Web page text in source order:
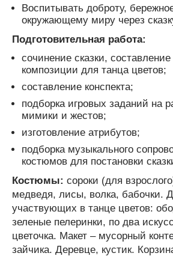
Воспитывать доброту,
окружающему миру через
Подготовительная работа:
сочинение сказки,
композиции для танца цветов;
составление конспекта;
подборка игровых заданий на
мимики и жестов;
изготовление атрибутов;
подборка музыкального
костюмов для постановки
Костюмы: сороки (для
медведя, лисы, волка, бабочки.
участвующих в танце цветов:
зеленые пелеринки, по два
цветочка. Макет – мусорный
зайчика. Деревце, кустик.